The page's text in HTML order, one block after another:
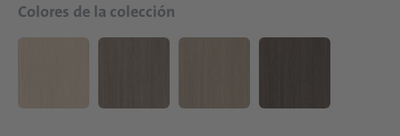
Colores de la colección